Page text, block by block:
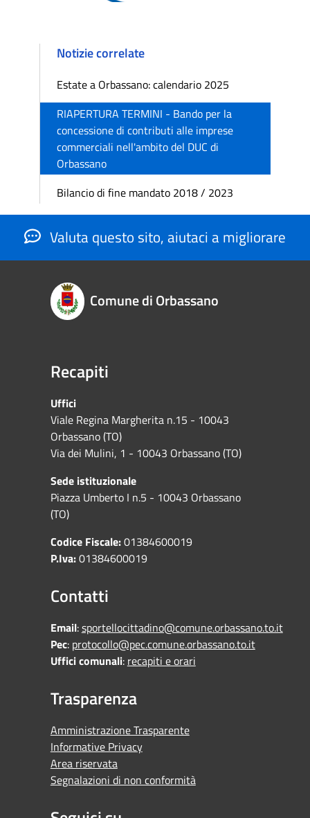
Notizie correlate
Estate a Orbassano: calendario 2025
RIAPERTURA TERMINI - Bando per la
concessione di contributi alle imprese
commerciali nell'ambito del DUC di
Orbassano
Bilancio di fine mandato 2018 / 2023
Valuta questo sito, aiutaci a migliorare
Comune di Orbassano
Recapiti
Uffici
Viale Regina Margherita n.15 - 10043
Orbassano (TO)
Via dei Mulini, 1 - 10043 Orbassano (TO)
Sede istituzionale
Piazza Umberto I n.5 - 10043 Orbassano
(TO)
Codice Fiscale:01384600019
P.Iva:01384600019
Contatti
Email:sportellocittadino@comune.orbassano.to.it
Pec: protocollo@pec.comune.orbassano.to.it
Uffici comunali: recapiti e orari
Trasparenza
Amministrazione Trasparente
Informative Privacy
Area riservata
Segnalazioni di non conformità